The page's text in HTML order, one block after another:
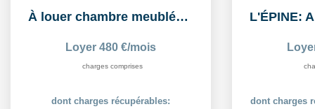
À louer chambre meublée de 16,26 m² dans un logement...
Loyer 480 €/mois
charges comprises
dont charges récupérables:
dont charges